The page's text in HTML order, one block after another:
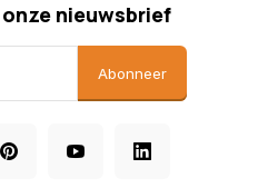
nieuwsbrief
Abonneer